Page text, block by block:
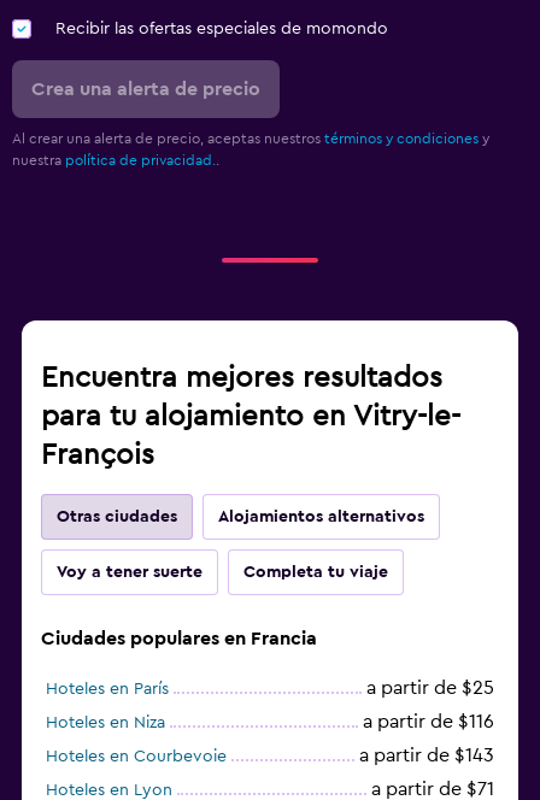
Recibir las ofertas especiales de momondo
Crea una alerta de precio
Al crear una alerta de precio, aceptas nuestros términos y condiciones y
nuestra política de privacidad.
Encuentra mejores resultados
para tu alojamiento en Vitry-le-
François
Otras ciudades Alojamientos alternativos
Voy a tener suerte Completa tu viaje
Ciudades populares en Francia
Hoteles en París a partir de $25
Hoteles en Niza a partir de $116
Hoteles en Courbevoie a partir de $143
Hoteles en Lyon a partir de $71